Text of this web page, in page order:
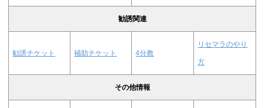
勧誘関連
勧誘チケット 補助チケット 4分教
リセマラのやり
方
その他情報